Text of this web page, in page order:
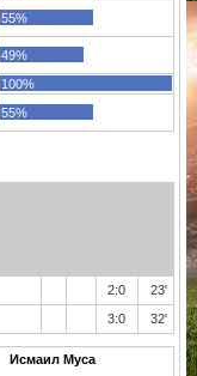
55%
49%
100%
55%
2:0
23'
3:0 32'
Исмаил Муса